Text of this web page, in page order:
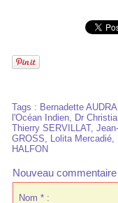
Tags : Bernadette
l'Océan Indien, Dr
Thierry SERVILLAT,
GROSS, Lolita Mercadié,
HALFON
Nouveau commentaire
Nom * :